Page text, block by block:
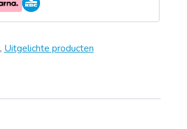
, Uitgelichte producten